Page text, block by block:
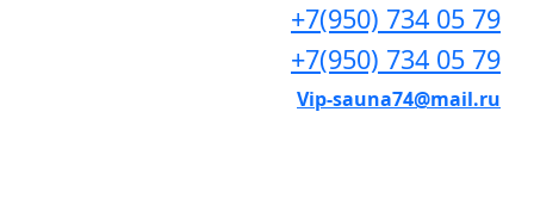
+7(950) 734 05 79
+7(950) 734 05 79
Vip-sauna74@mail.ru